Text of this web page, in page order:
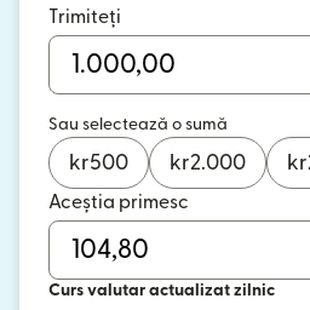
Trimiteți
Sau selectează o sumă
kr500 kr2.000 kr
Aceștia primesc
Curs valutar actualizat zilnic